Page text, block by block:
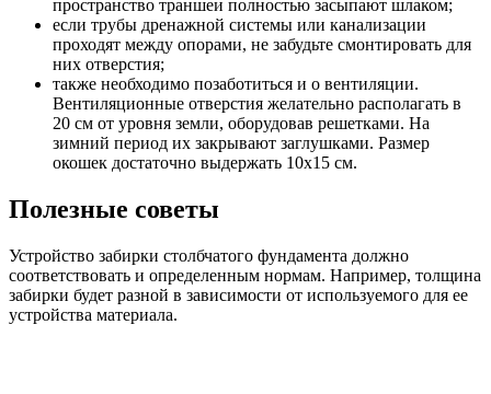
пространство траншеи полностью засыпают шлаком;
если трубы дренажной системы или канализации
проходят между опорами, не забудьте смонтировать для
них отверстия;
также необходимо позаботиться и о вентиляции.
Вентиляционные отверстия желательно располагать в
20 см от уровня земли, оборудовав решетками. На
зимний период их закрывают заглушками. Размер
окошек достаточно выдержать 10х15 см.
Полезные советы
Устройство забирки столбчатого фундамента должно
соответствовать и определенным нормам. Например, толщина
забирки будет разной в зависимости от используемого для ее
устройства материала.